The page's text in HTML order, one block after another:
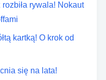
rywala! Nokaut
kartką! O krok od
się na lata!